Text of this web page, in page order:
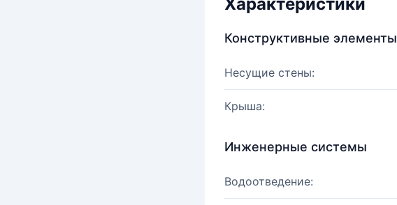
Конструктивные элементы
Несущие стены:
Крыша:
Инженерные системы
Водоотведение: